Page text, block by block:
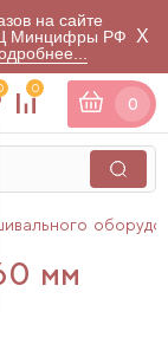
на сайте
Минцифры РФ
X
0
0
мм